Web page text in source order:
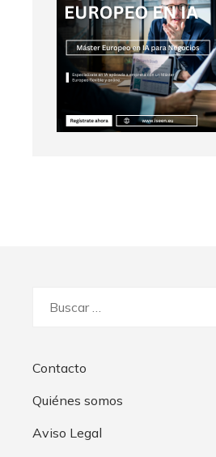
Contacto
Quiénes somos
Aviso Legal